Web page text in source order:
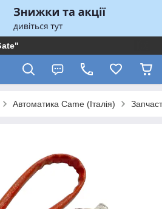
Автоматика Came (Італія)